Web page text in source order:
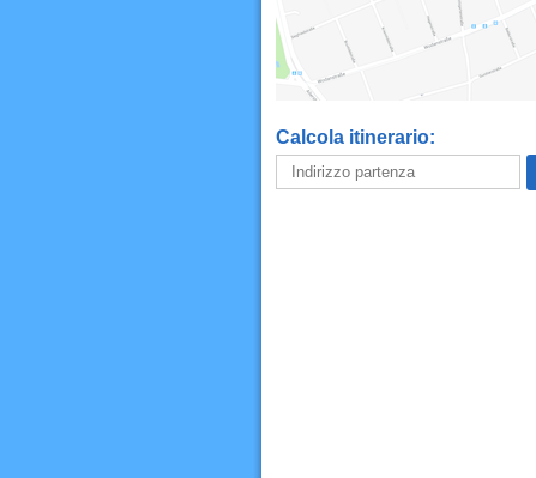
Calcola itinerario: